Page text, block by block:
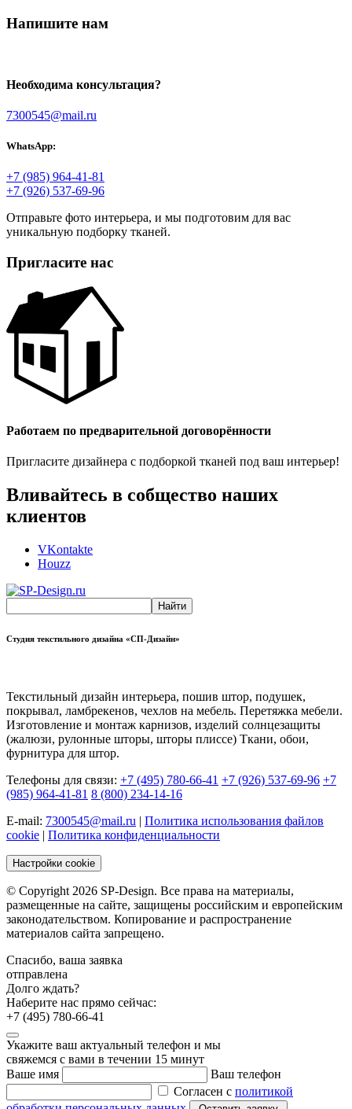
Напишите нам
Необходима консультация?
7300545@mail.ru
WhatsApp:
+7 (985) 964-41-81
+7 (926) 537-69-96
Отправьте фото интерьера, и мы подготовим для вас
уникальную подборку тканей.
Пригласите нас
Работаем по предварительной договорённости
Пригласите дизайнера с подборкой тканей под ваш интерьер!
Вливайтесь в собщество наших
клиентов
VKontakte
Houzz
Студия текстильного дизайна «СП-Дизайн»
Текстильный дизайн интерьера, пошив штор, подушек,
покрывал, ламбрекенов, чехлов на мебель. Перетяжка мебели.
Изготовление и монтаж карнизов, изделий солнцезащиты
(жалюзи, рулонные шторы, шторы плиссе) Ткани, обои,
фурнитура для штор.
Телефоны для связи: +7 (495) 780-66-41 +7 (926) 537-69-96 +7
(985) 964-41-81 8 (800) 234-14-16
E-mail: 7300545@mail.ru | Политика использования файлов
cookie | Политика конфиденциальности
Настройки cookie
© Copyright 2026 SP-Design. Все права на материалы,
размещенные на сайте, защищены российским и европейским
законодательством. Копирование и распространение
материалов сайта запрещено.
Спасибо, ваша заявка
отправлена
Долго ждать?
Наберите нас прямо сейчас:
+7 (495) 780-66-41
Укажите ваш актуальный телефон и мы
свяжемся с вами в течении 15 минут
Ваше имя
Ваш телефон
Согласен с политикой